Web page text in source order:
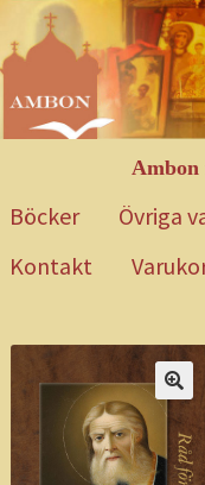
Hoppa
till
till
Ambon
Böcker Övriga
Kontakt
Övriga varorTill kassan